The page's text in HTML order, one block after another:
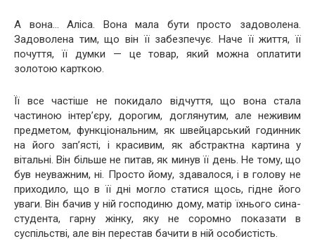
А вона… Аліса. Вона мала бути просто задоволена.
Задоволена тим, що він її забезпечує. Наче її життя, її
почуття, її думки — це товар, який можна оплатити
золотою карткою.
Її все частіше не покидало відчуття, що вона стала
частиною інтер’єру, дорогим, доглянутим, але неживим
предметом, функціональним, як швейцарський годинник
на його зап’ясті, і красивим, як абстрактна картина у
вітальні. Він більше не питав, як минув її день. Не тому, що
був неуважним, ні. Просто йому, здавалося, і в голову не
приходило, що в її дні могло статися щось, гідне його
уваги. Він бачив у ній господиню дому, матір їхнього сина-
студента, гарну жінку, яку не соромно показати в
суспільстві, але він перестав бачити в ній особистість.